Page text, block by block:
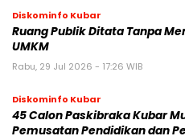
Diskominfo Kubar
Ruang Publik Ditata Tanpa
UMKM
Rabu, 29 Jul 2026 - 17:26 WIB
Diskominfo Kubar
45 Calon Paskibraka Kubar
Pemusatan Pendidikan dan